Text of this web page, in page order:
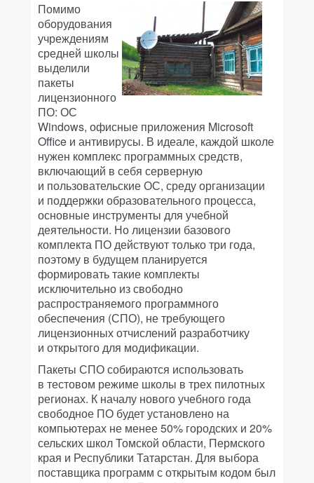
Помимо
оборудования
учреждениям
средней школы
выделили
пакеты
лицензионного
ПО: ОС
Windows, офисные приложения Microsoft
Office и антивирусы. В идеале, каждой школе
нужен комплекс программных средств,
включающий в себя серверную
и пользовательские ОС, среду организации
и поддержки образовательного процесса,
основные инструменты для учебной
деятельности. Но лицензии базового
комплекта ПО действуют только три года,
поэтому в будущем планируется
формировать такие комплекты
исключительно из свободно
распространяемого программного
обеспечения (СПО), не требующего
лицензионных отчислений разработчику
и открытого для модификации.
Пакеты СПО собираются использовать
в тестовом режиме школы в трех пилотных
регионах. К началу нового учебного года
свободное ПО будет установлено на
компьютерах не менее 50% городских и 20%
сельских школ Томской области, Пермского
края и Республики Татарстан. Для выбора
поставщика программ с открытым кодом был